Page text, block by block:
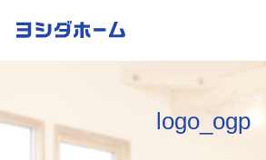
logo_ogp